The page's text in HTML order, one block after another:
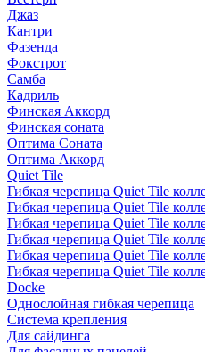
Джаз
Кантри
Фазенда
Фокстрот
Самба
Кадриль
Финская Аккорд
Финская соната
Оптима Соната
Оптима Аккорд
Quiet Tile
Гибкая черепица Quiet Tile
Гибкая черепица Quiet Tile
Гибкая черепица Quiet Tile
Гибкая черепица Quiet Tile
Гибкая черепица Quiet Tile
Гибкая черепица Quiet Tile
Docke
Однослойная гибкая черепица
Система крепления
Для сайдинга